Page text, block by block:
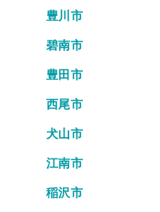
豊川市
碧南市
豊田市
西尾市
犬山市
江南市
稲沢市